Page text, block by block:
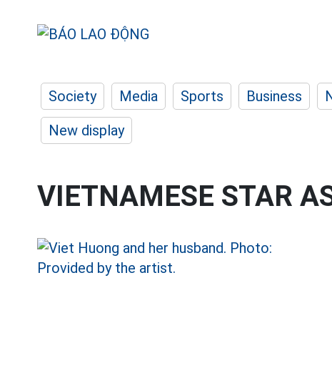
Society Media Sports Business
New display
VIETNAMESE STAR